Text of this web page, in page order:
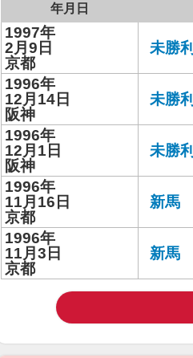
年月日
1997年
2月9日
京都
未勝利
1996年
12月14日
阪神
未勝利
1996年
12月1日
阪神
未勝利
1996年
11月16日
京都
新馬
1996年
11月3日
京都
新馬